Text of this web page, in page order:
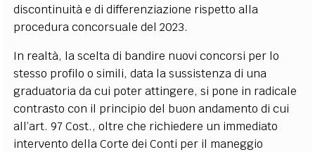
discontinuità e di differenziazione rispetto alla
procedura concorsuale del 2023.
In realtà, la scelta di bandire nuovi concorsi per lo
stesso profilo o simili, data la sussistenza di una
graduatoria da cui poter attingere, si pone in radicale
contrasto con il principio del buon andamento di cui
all’art. 97 Cost., oltre che richiedere un immediato
intervento della Corte dei Conti per il maneggio